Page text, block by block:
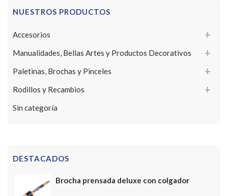
NUESTROS PRODUCTOS
Accesorios
Manualidades, Bellas Artes y Productos Decorativos
Paletinas, Brochas y Pinceles
Rodillos y Recambios
Sin categoría
DESTACADOS
Brocha prensada deluxe con colgador